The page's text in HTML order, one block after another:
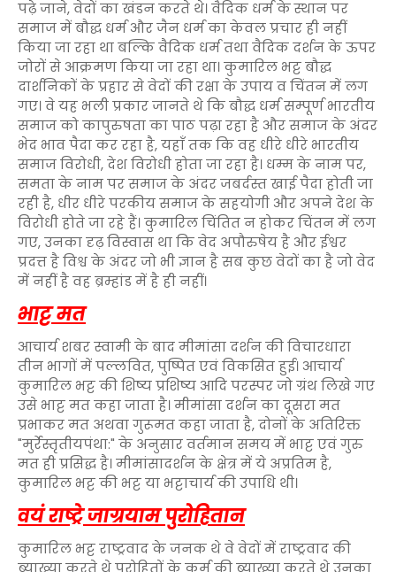
पढ़े जाने, वेदों का खंडन करते थे। वैदिक धर्म के स्थान पर
समाज में बौद्ध धर्म और जैन धर्म का केवल प्रचार ही नहीं
किया जा रहा था बल्कि वैदिक धर्म तथा वैदिक दर्शन के ऊपर
जोरों से आक्रमण किया जा रहा था। कुमारिल भट्ट बौद्ध
दार्शनिकों के प्रहार से वेदों की रक्षा के उपाय व चिंतन में लग
गए। वे यह भली प्रकार जानते थे कि बौद्ध धर्म सम्पूर्ण भारतीय
समाज को कापुरुषता का पाठ पढ़ा रहा है और समाज के अंदर
भेद भाव पैदा कर रहा है, यहाँ तक कि वह धीरे धीरे भारतीय
समाज विरोधी, देश विरोधी होता जा रहा है। धम्म के नाम पर,
समता के नाम पर समाज के अंदर जबर्दस्त खाई पैदा होती जा
रही है, धीर धीरे परकीय समाज के सहयोगी और अपने देश के
विरोधी होते जा रहे हैं। कुमारिल चिंतित न होकर चिंतन में लग
गए, उनका दृढ़ विस्वास था कि वेद अपौरुषेय है और ईश्वर
प्रदत्त है विश्व के अंदर जो भी ज्ञान है सब कुछ वेदों का है जो वेद
में नहीं है वह ब्रम्हांड में है ही नहीं।
भाट्ट मत
आचार्य शबर स्वामी के बाद मीमांसा दर्शन की विचारधारा
तीन भागों में पल्लवित, पुष्पित एवं विकसित हुई। आचार्य
कुमारिल भट्ट की शिष्य प्रशिष्य आदि परस्पर जो ग्रंथ लिखे गए
उसे भाट्ट मत कहा जाता है। मीमांसा दर्शन का दूसरा मत
प्रभाकर मत अथवा गुरूमत कहा जाता है, दोनों के अतिरिक्त
"मुर्रेस्तृतीयपंथा:" के अनुसार वर्तमान समय में भाट्ट एवं गुरु
मत ही प्रसिद्ध है। मीमांसादर्शन के क्षेत्र में ये अप्रतिम है,
कुमारिल भट्ट की भट्ट या भट्टाचार्य की उपाधि थी।
वयं राष्ट्रे जाग्रयाम पुरोहितान
कुमारिल भट्ट राष्ट्रवाद के जनक थे वे वेदों में राष्ट्रवाद की
ब्याख्या करते थे पुरोहितों के कर्म की ब्याख्या करते थे उनका